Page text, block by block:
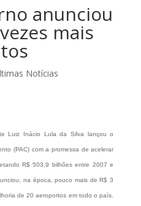
anunciou
mais
Notícias
Luiz Inácio Lula da Silva lançou o
(PAC) com a promessa de acelerar
R$ 503,9 bilhões entre 2007 e
na época, pouco mais de R$ 3
de 20 aeroportos em todo o país.